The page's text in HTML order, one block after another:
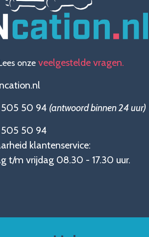
onze veelgestelde vragen.
505 50 94 (antwoord binnen 24 uur)
505 50 94
klantenservice:
t/m vrijdag 08.30 - 17.30 uur.